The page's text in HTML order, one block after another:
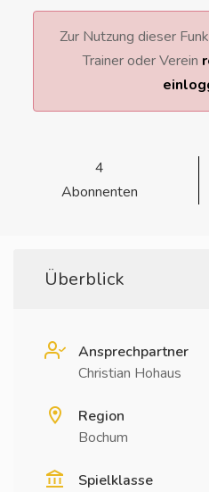
Zur Nutzung dieser
Trainer oder Verein
4
Abonnenten
Überblick
Ansprechpartner
Christian Hohaus
Region
Bochum
Spielklasse